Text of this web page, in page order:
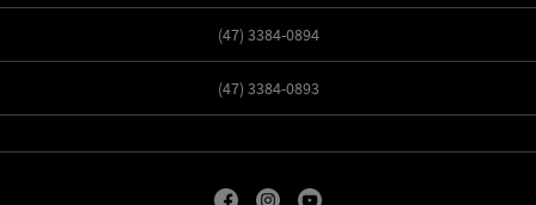
(47) 3384-0894
(47) 3384-0893